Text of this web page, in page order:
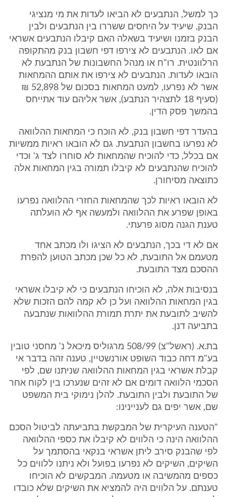
כך למשל, הנתבעים לא הביאו לעדות את מי מנציגי
הבנק, שיעיד על היחסים ששררו בין הנתבעים ולבין
הבנק בזמנו ושיעיד בשאלה האם קיבלו הנתבעים אשראי
אם לאו. הנתבעים לא צירפו דפי חשבון בנק מהתקופה
הרלוונטית. רו"ח או מנהל החשבונות של הנתבעת לא
הובאו לעדות. הנתבעים לא צירפו את אותם ההמחאות
אשר לא נפרעו, למעט המחאות בסכום של 52,898 ₪
(סעיף 18 לתצהיר הנתבע), אשר אליהם עוד אתייחס
בהמשך פסק הדין.
בהעדר דפי חשבון בנק, לא הוכח כי המחאות ההלוואה
לא נפרעו בחשבון הנתבעת. גם לא הובאו ראיות ממשיות
אם בכלל, כדי להוכיח שהמחאות לא סוחרו לצד ג' וכדי
להוכיח שהנתבעים לא קיבלו תמורה בגין המחאות אלה
כתוצאה מסיחורן.
לא הובאו ראיות לכך שהמחאות החזרי ההלוואה נפרעו
באופן שפרע את ההלוואה ולמעשה אף לא הועלתה
טענת הגנה מסוג פרעתי.
אם לא די בכך, הנתבעים לא הציגו ולו מכתב אחד
מטעמם אל התובעת, לא כל שכן מכתב הטוען להפרת
ההסכם מצד התובעת.
בנסיבות אלה, לא הוכיחו הנתבעים כי לא קיבלו אשראי
בגין המחאות ההלוואה ועל כן לא קמה להם הזכות שלא
להשיב לתובעת את יתרת תמורת ההלוואות שנתבעה
בתביעה דנן.
בת.א. (ראשל"צ) 508/99 מרגוליס מיכאל נ' מחסני טובין
בע"מ דחה כבוד השופט אורנשטיין, טענה זהה בדבר אי
קבלת אשראי בגין המחאות ההלוואה שניתנו שם, לפי
הסכמי הלוואה דומים אם לא זהים שנערכו בין לקוח אחר
של התובעת ולבין התובעת. להלן נימוקי בית המשפט
שם, אשר יפים גם לעניינינו:
"הטענה העיקרית של המבקשת בתביעתה לביטול הסכם
ההלוואה הינה כי הלווים לא קיבלו את כספי ההלוואה
לפי שהבנק סירב ליתן אשראי בנקאי בהסתמך על
השיקים, השיקים לא נפרעו בפועל ולא ניתנו ללווים כל
כספים מהמשיבה או מטעמה. המבקשים לא הוכיחו
טענתם. על הלווים היה להמציא את השיקים שלא כובדו